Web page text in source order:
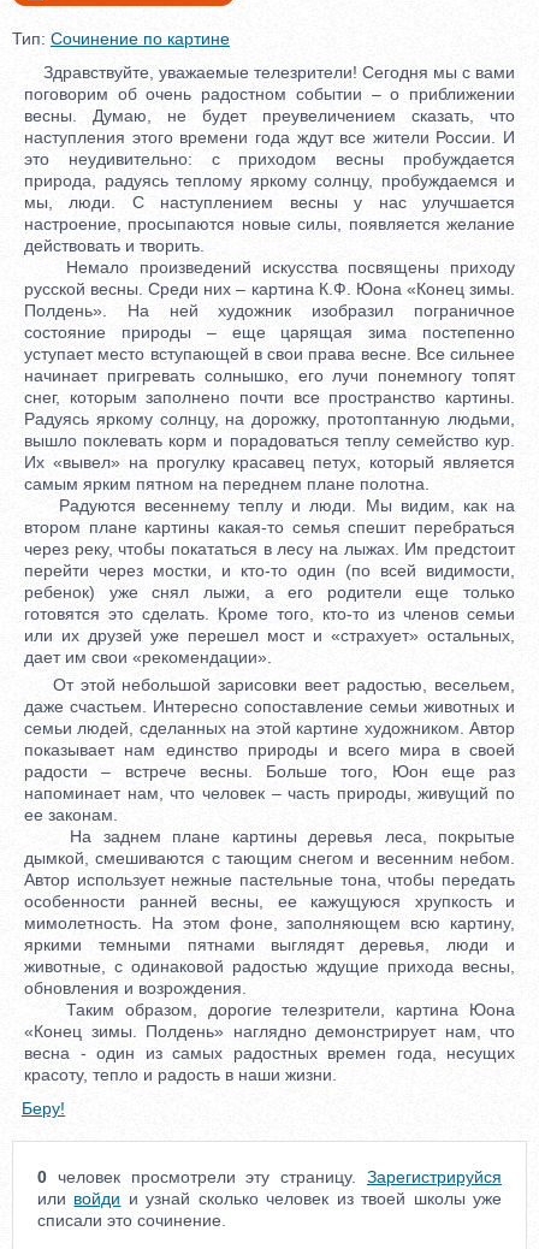
Тип: Сочинение по картине
Здравствуйте, уважаемые телезрители! Сегодня мы с вами
поговорим об очень радостном событии – о приближении
весны. Думаю, не будет преувеличением сказать, что
наступления этого времени года ждут все жители России. И
это неудивительно: с приходом весны пробуждается
природа, радуясь теплому яркому солнцу, пробуждаемся и
мы, люди. С наступлением весны у нас улучшается
настроение, просыпаются новые силы, появляется желание
действовать и творить.
Немало произведений искусства посвящены приходу
русской весны. Среди них – картина К.Ф. Юона «Конец зимы.
Полдень». На ней художник изобразил пограничное
состояние природы – еще царящая зима постепенно
уступает место вступающей в свои права весне. Все сильнее
начинает пригревать солнышко, его лучи понемногу топят
снег, которым заполнено почти все пространство картины.
Радуясь яркому солнцу, на дорожку, протоптанную людьми,
вышло поклевать корм и порадоваться теплу семейство кур.
Их «вывел» на прогулку красавец петух, который является
самым ярким пятном на переднем плане полотна.
Радуются весеннему теплу и люди. Мы видим, как на
втором плане картины какая-то семья спешит перебраться
через реку, чтобы покататься в лесу на лыжах. Им предстоит
перейти через мостки, и кто-то один (по всей видимости,
ребенок) уже снял лыжи, а его родители еще только
готовятся это сделать. Кроме того, кто-то из членов семьи
или их друзей уже перешел мост и «страхует» остальных,
дает им свои «рекомендации».
От этой небольшой зарисовки веет радостью, весельем,
даже счастьем. Интересно сопоставление семьи животных и
семьи людей, сделанных на этой картине художником. Автор
показывает нам единство природы и всего мира в своей
радости – встрече весны. Больше того, Юон еще раз
напоминает нам, что человек – часть природы, живущий по
ее законам.
На заднем плане картины деревья леса, покрытые
дымкой, смешиваются с тающим снегом и весенним небом.
Автор использует нежные пастельные тона, чтобы передать
особенности ранней весны, ее кажущуюся хрупкость и
мимолетность. На этом фоне, заполняющем всю картину,
яркими темными пятнами выглядят деревья, люди и
животные, с одинаковой радостью ждущие прихода весны,
обновления и возрождения.
Таким образом, дорогие телезрители, картина Юона
«Конец зимы. Полдень» наглядно демонстрирует нам, что
весна - один из самых радостных времен года, несущих
красоту, тепло и радость в наши жизни.
Беру!
0 человек просмотрели эту страницу. Зарегистрируйся
или войди и узнай сколько человек из твоей школы уже
списали это сочинение.